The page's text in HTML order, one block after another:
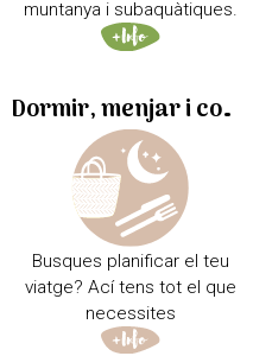
muntanya i subaquàtiques.
Dormir, menjar i comprar
Busques planificar el teu
viatge? Ací tens tot el que
necessites